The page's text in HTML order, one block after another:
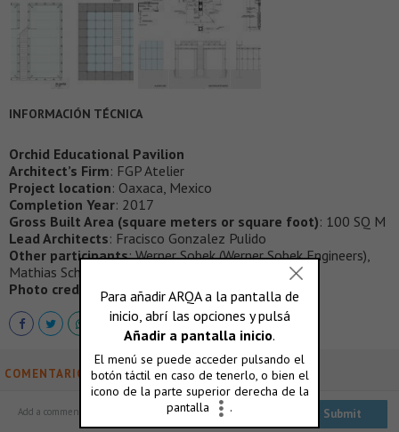
INFORMACIÓN TÉCNICA
Orchid Educational Pavilion
Architect’s Firm: FGP Atelier
Project location: Oaxaca, Mexico
Completion Year: 2017
Gross Built Area (square meters or square foot): 100 SQ M
Lead Architects: Fracisco Gonzalez Pulido
Other participants: Werner Sobek (Werner Sobek Engineers),
Mathias Schuler (Trans Solar)
Photo credits
: FGP Atelier
COMENTARIOS